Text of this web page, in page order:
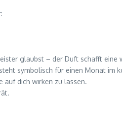
glaubst – der Duft schafft eine
symbolisch für einen Monat im
auf dich wirken zu lassen.